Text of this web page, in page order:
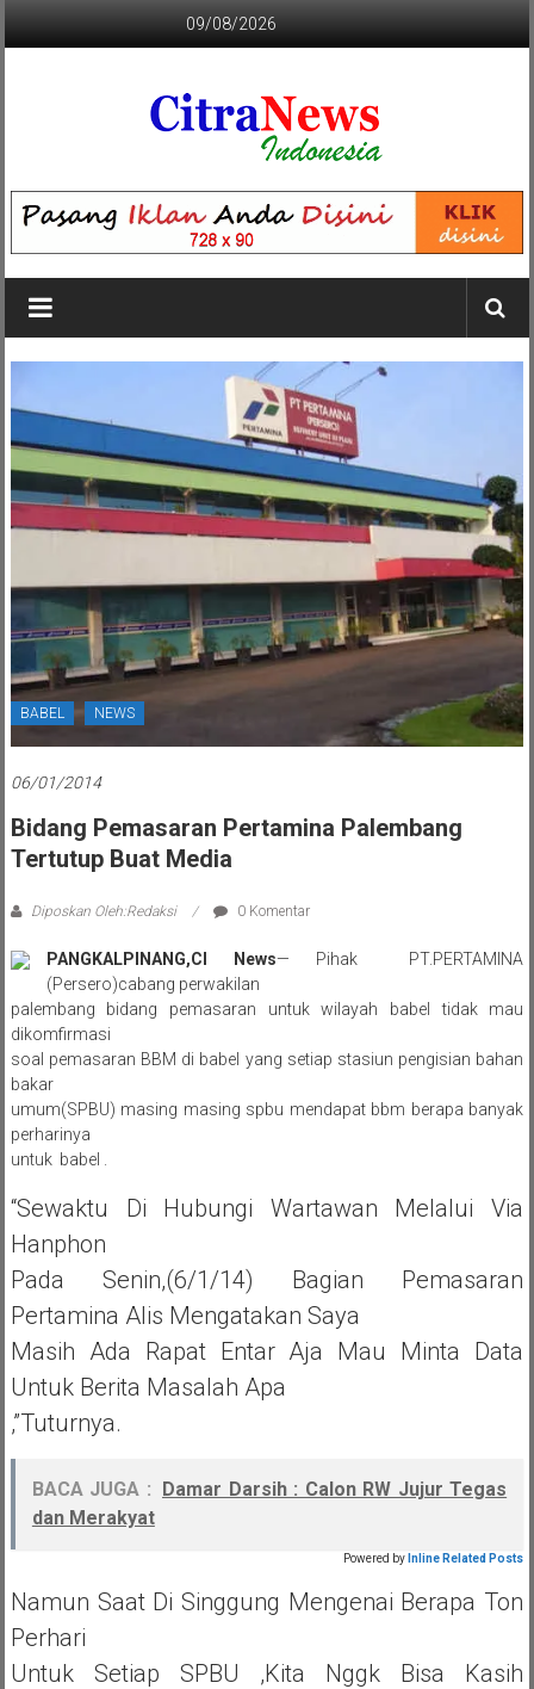
09/08/2026
CITRANEWS
INDONESIA
BERANI
DAN
KRISTIS
BABEL NEWS
06/01/2014
Bidang Pemasaran Pertamina Palembang
Tertutup Buat Media
Diposkan Oleh:Redaksi 0 Komentar
PANGKALPINANG,CI News— Pihak PT.PERTAMINA
(Persero)cabang perwakilan
palembang bidang pemasaran untuk wilayah babel tidak mau
dikomfirmasi
soal pemasaran BBM di babel yang setiap stasiun pengisian bahan
bakar
umum(SPBU) masing masing spbu mendapat bbm berapa banyak
perharinya
untuk babel .
“Sewaktu Di Hubungi Wartawan Melalui Via
Hanphon
Pada Senin,(6/1/14) Bagian Pemasaran
Pertamina Alis Mengatakan Saya
Masih Ada Rapat Entar Aja Mau Minta Data
Untuk Berita Masalah Apa
,”tuturnya.
BACA JUGA : Damar Darsih : Calon RW Jujur Tegas
dan Merakyat
Powered by Inline Related Posts
Namun Saat Di Singgung Mengenai Berapa Ton
Perhari
Untuk Setiap SPBU ,kita Nggk Bisa Kasih